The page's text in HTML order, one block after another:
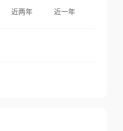
近两年 近一年